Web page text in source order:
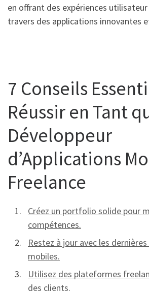
en offrant des expériences
travers des applications innovantes
7 Conseils
Réussir en Tant
Développeur
d’Applications
Freelance
Créez un portfolio solide pour
compétences.
Restez à jour avec les
mobiles.
Utilisez des plateformes
des clients.